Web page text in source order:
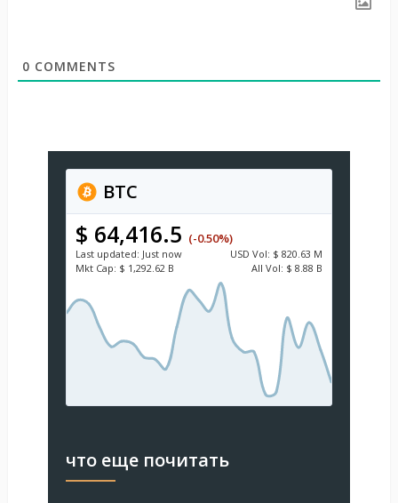
0 COMMENTS
BTC
$ 64,416.5 (-0.50%)
Last updated: Just now USD Vol: $ 820.63 M
Mkt Cap: $ 1,292.62 B All Vol: $ 8.88 B
что еще почитать